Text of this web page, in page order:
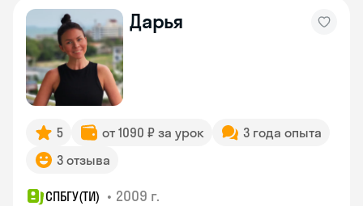
Дарья
5 от 1090 ₽ за урок
3 года опыта
3 отзыва
СПБГУ(ТИ) • 2009 г.